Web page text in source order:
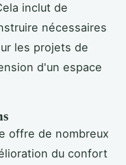
inclut de
nécessaires
les projets de
d'un espace
offre de nombreux
du confort